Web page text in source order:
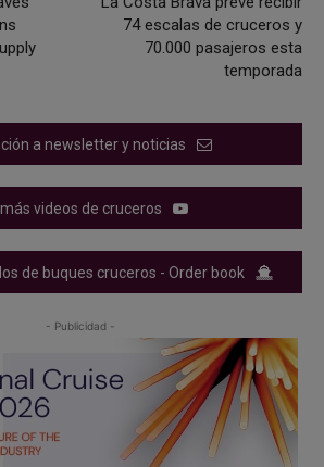
74 escalas de cruceros y
70.000 pasajeros esta
temporada
a newsletter y noticias
videos de cruceros
de buques cruceros - Order book
- Publicidad -